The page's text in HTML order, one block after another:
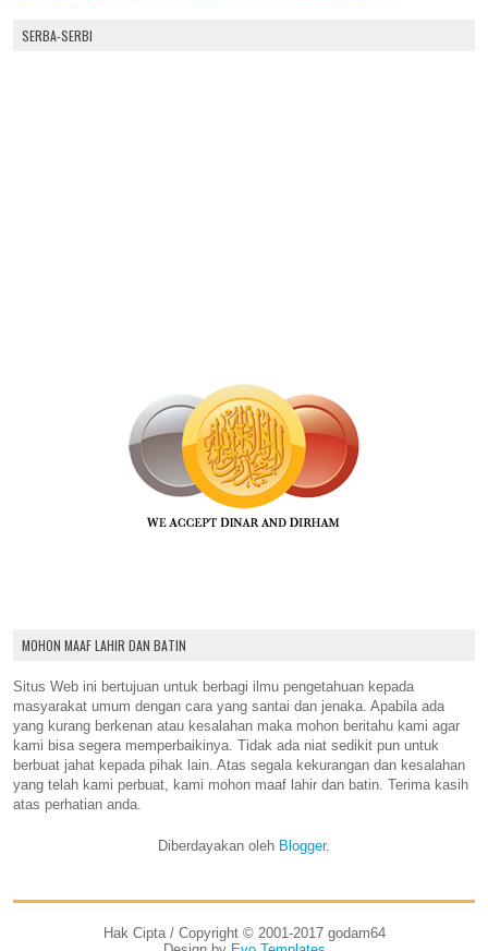
SERBA-SERBI
MOHON MAAF LAHIR DAN BATIN
Situs Web ini bertujuan untuk berbagi ilmu pengetahuan kepada
masyarakat umum dengan cara yang santai dan jenaka. Apabila ada
yang kurang berkenan atau kesalahan maka mohon beritahu kami agar
kami bisa segera memperbaikinya. Tidak ada niat sedikit pun untuk
berbuat jahat kepada pihak lain. Atas segala kekurangan dan kesalahan
yang telah kami perbuat, kami mohon maaf lahir dan batin. Terima kasih
atas perhatian anda.
Diberdayakan oleh Blogger.
Hak Cipta / Copyright © 2001-2017 godam64